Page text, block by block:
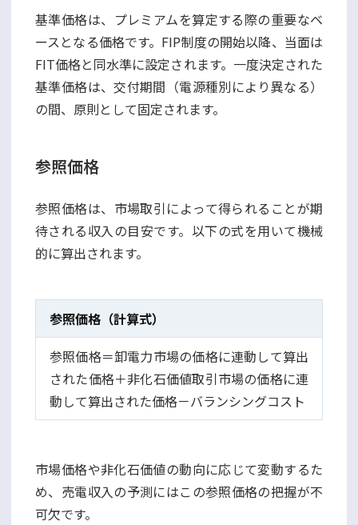
基準価格は、プレミアムを算定する際の重要なベ
ースとなる価格です。FIP制度の開始以降、当面は
FIT価格と同水準に設定されます。一度決定された
基準価格は、交付期間（電源種別により異なる）
の間、原則として固定されます。
参照価格
参照価格は、市場取引によって得られることが期
待される収入の目安です。以下の式を用いて機械
的に算出されます。
参照価格（計算式）
参照価格＝卸電力市場の価格に連動して算出
された価格＋非化石価値取引市場の価格に連
動して算出された価格－バランシングコスト
市場価格や非化石価値の動向に応じて変動するた
め、売電収入の予測にはこの参照価格の把握が不
可欠です。